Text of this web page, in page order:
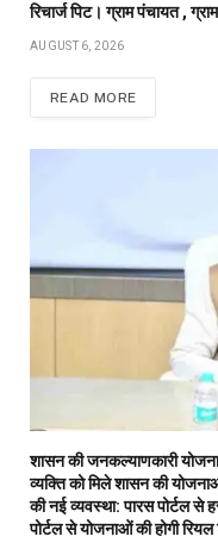
रिचार्ज पिट। ग्राम पंचायत ,
AUGUST 6, 2026
READ MORE
शासन की जनकल्याणकारी
व्यक्ति को मिले शासन की
की नई व्यवस्था: पारस पोर्टल से
पोर्टल से योजनाओं की होगी रियल